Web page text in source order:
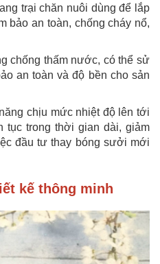
trại chăn nuôi dùng để lắp
bảo an toàn, chống cháy nổ,
chống thấm nước, có thể sử
an toàn và độ bền cho sản
chịu mức nhiệt độ lên tới
tục trong thời gian dài, giảm
đầu tư thay bóng sưởi mới
kế thông minh